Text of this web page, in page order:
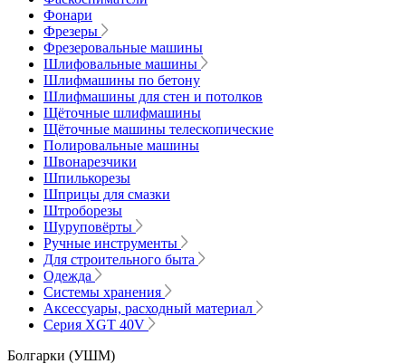
Фонари
Фрезеры
Фрезеровальные машины
Шлифовальные машины
Шлифмашины по бетону
Шлифмашины для стен и потолков
Щёточные шлифмашины
Щёточные машины телескопические
Полировальные машины
Швонарезчики
Шпилькорезы
Шприцы для смазки
Штроборезы
Шуруповёрты
Ручные инструменты
Для строительного быта
Одежда
Системы хранения
Аксессуары, расходный материал
Серия XGT 40V
Болгарки (УШМ)